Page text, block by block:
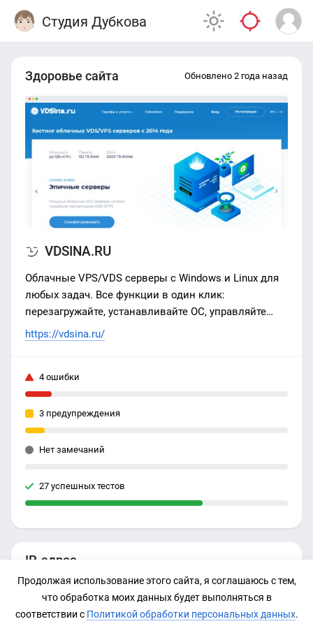
Студия Дубкова
IP-адрес
91.215.41.84
Здоровье сайта Обновлено 2 года назад
VDSINA.RU
Облачные VPS/VDS серверы c Windows и Linux для
любых задач. Все функции в один клик:
перезагружайте, устанавливайте ОС, управляйте
VDS серверами. Мгновенная активация заказанных
https://vdsina.ru/
4 ошибки
3 предупреждения
Нет замечаний
27 успешных тестов
Продолжая использование этого сайта, я соглашаюсь с тем,
что обработка моих данных будет выполняться в
соответствии с Политикой обработки персональных данных.